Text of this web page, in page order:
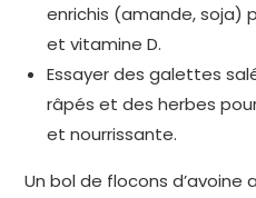
enrichis (amande, soja)
et vitamine D.
Essayer des galettes
râpés et des herbes
et nourrissante.
Un bol de flocons d’avoine